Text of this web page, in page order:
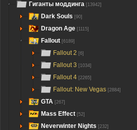
Гиганты моддинга [13942]
Dark Souls [90]
Dragon Age [1115]
Fallout [6189]
Fallout 2 [6]
Fallout 3 [1034]
Fallout 4 [2265]
Fallout: New Vegas [2884]
GTA [267]
Mass Effect [52]
Neverwinter Nights [232]